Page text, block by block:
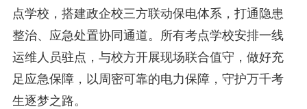
点学校，搭建政企校三方联动保电体系，打通隐患
整治、应急处置协同通道。所有考点学校安排一线
运维人员驻点，与校方开展现场联合值守，做好充
足应急保障，以周密可靠的电力保障，守护万千考
生逐梦之路。